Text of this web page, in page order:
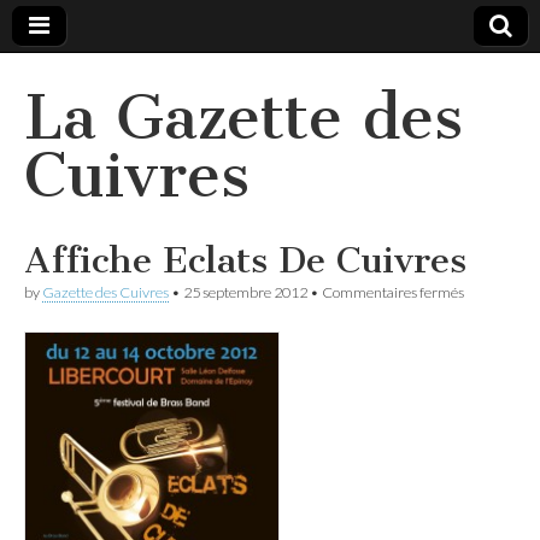
La Gazette des
Cuivres
Affiche Eclats De Cuivres
by Gazette des Cuivres • 25 septembre 2012 • Commentaires ferméssur